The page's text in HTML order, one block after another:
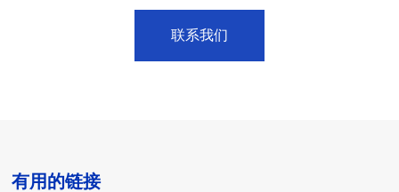
联系我们
有用的链接